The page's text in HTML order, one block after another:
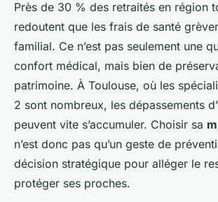
Près de 30 % des retraités en région
redoutent que les frais de santé
familial. Ce n’est pas seulement une
confort médical, mais bien de
patrimoine. À Toulouse, où les
2 sont nombreux, les dépassements
peuvent vite s’accumuler. Choisir sa
n’est donc pas qu’un geste de
décision stratégique pour alléger le
protéger ses proches.